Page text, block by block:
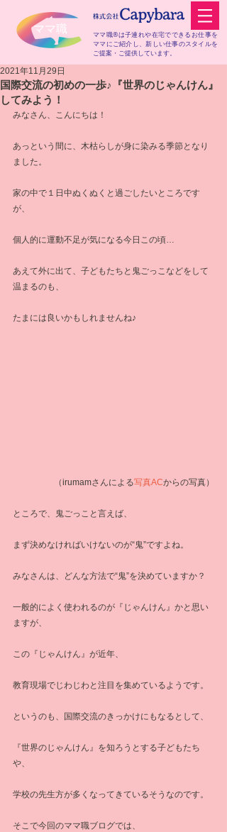
​ママ職
ママ職®は子連れや在宅でできるお仕事を
ママにご紹介し、新しい仕事のスタイルを
ご提案・ご提供しています。
国際交流の初めの一歩♪『世界のじゃんけん』
してみよう！
2021年11月29日
みなさん、こんにちは！
あっという間に、木枯らしが身に染みる季節となり
ました。
家の中で１日中ぬくぬくと過ごしたいところです
が、
個人的に運動不足が気になる今日この頃…
あえて外に出て、子どもたちと鬼ごっこなどをして
温まるのも、
たまには良いかもしれませんね♪
（irumamさんによる写真ACからの写真）
ところで、鬼ごっこと言えば、
まず決めなければいけないのが“鬼”ですよね。
みなさんは、どんな方法で“鬼”を決めていますか？
一般的によく使われるのが『じゃんけん』かと思い
ますが、
この『じゃんけん』が近年、
教育現場でじわじわと注目を集めているようです。
というのも、国際交流のきっかけにもなるとして、
『世界のじゃんけん』を知ろうとする子どもたち
や、
学校の先生方が多くなってきているそうなのです。
そこで今回のママ職ブログでは、